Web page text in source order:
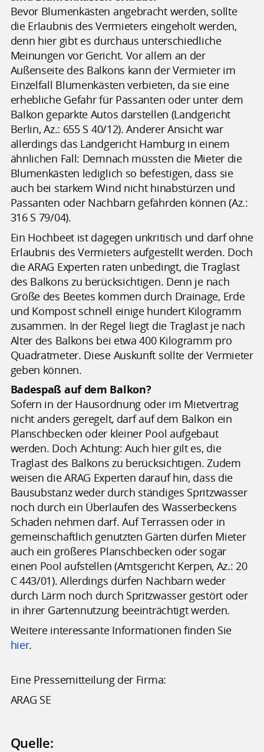
Bevor Blumenkästen angebracht werden, sollte
die Erlaubnis des Vermieters eingeholt werden,
denn hier gibt es durchaus unterschiedliche
Meinungen vor Gericht. Vor allem an der
Außenseite des Balkons kann der Vermieter im
Einzelfall Blumenkästen verbieten, da sie eine
erhebliche Gefahr für Passanten oder unter dem
Balkon geparkte Autos darstellen (Landgericht
Berlin, Az.: 655 S 40/12). Anderer Ansicht war
allerdings das Landgericht Hamburg in einem
ähnlichen Fall: Demnach müssten die Mieter die
Blumenkästen lediglich so befestigen, dass sie
auch bei starkem Wind nicht hinabstürzen und
Passanten oder Nachbarn gefährden können (Az.:
316 S 79/04).
Ein Hochbeet ist dagegen unkritisch und darf ohne
Erlaubnis des Vermieters aufgestellt werden. Doch
die ARAG Experten raten unbedingt, die Traglast
des Balkons zu berücksichtigen. Denn je nach
Größe des Beetes kommen durch Drainage, Erde
und Kompost schnell einige hundert Kilogramm
zusammen. In der Regel liegt die Traglast je nach
Alter des Balkons bei etwa 400 Kilogramm pro
Quadratmeter. Diese Auskunft sollte der Vermieter
geben können.
Badespaß auf dem Balkon?
Sofern in der Hausordnung oder im Mietvertrag
nicht anders geregelt, darf auf dem Balkon ein
Planschbecken oder kleiner Pool aufgebaut
werden. Doch Achtung: Auch hier gilt es, die
Traglast des Balkons zu berücksichtigen. Zudem
weisen die ARAG Experten darauf hin, dass die
Bausubstanz weder durch ständiges Spritzwasser
noch durch ein Überlaufen des Wasserbeckens
Schaden nehmen darf. Auf Terrassen oder in
gemeinschaftlich genutzten Gärten dürfen Mieter
auch ein größeres Planschbecken oder sogar
einen Pool aufstellen (Amtsgericht Kerpen, Az.: 20
C 443/01). Allerdings dürfen Nachbarn weder
durch Lärm noch durch Spritzwasser gestört oder
in ihrer Gartennutzung beeinträchtigt werden.
Weitere interessante Informationen finden Sie
hier.
Eine Pressemitteilung der Firma:
ARAG SE
Quelle: